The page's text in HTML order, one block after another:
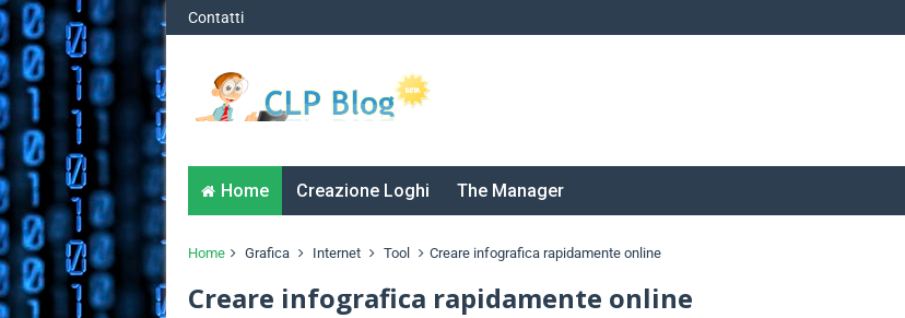
Contatti
Home Creazione Loghi The Manager
Home Grafica Internet Tool Creare infografica rapidamente online
Creare infografica rapidamente online